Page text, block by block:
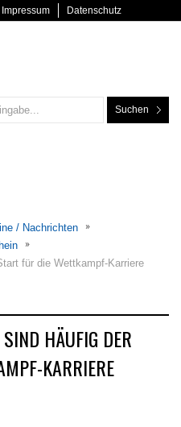
Impressum Datenschutz
Suchen
/ Nachrichten
für die Wettkampf-Karriere
HÄUFIG DER
KARRIERE